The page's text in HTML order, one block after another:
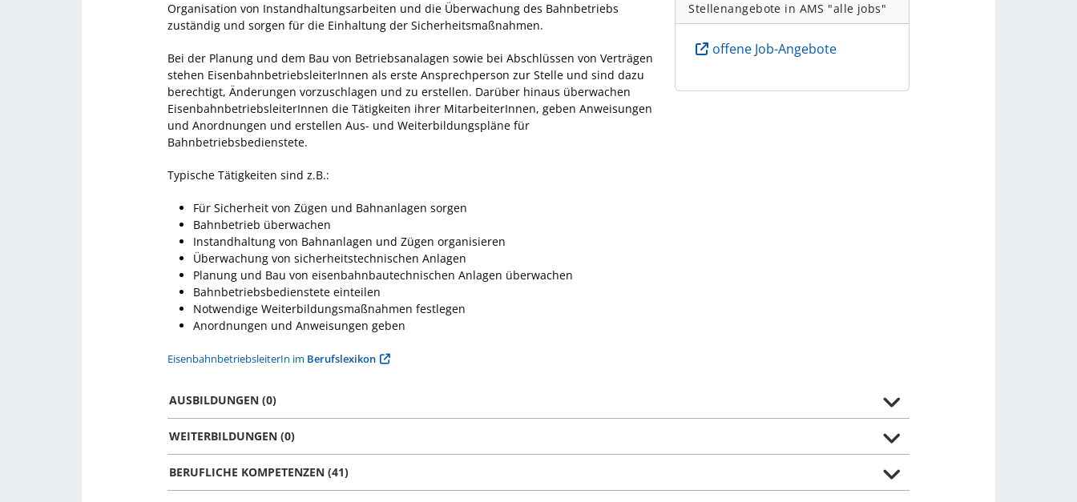
Organisation von Instandhaltungsarbeiten und die Überwachung des Bahnbetriebs
zuständig und sorgen für die Einhaltung der Sicherheitsmaßnahmen.
Bei der Planung und dem Bau von Betriebsanalagen sowie bei Abschlüssen von Verträgen
stehen EisenbahnbetriebsleiterInnen als erste Ansprechperson zur Stelle und sind dazu
berechtigt, Änderungen vorzuschlagen und zu erstellen. Darüber hinaus überwachen
EisenbahnbetriebsleiterInnen die Tätigkeiten ihrer MitarbeiterInnen, geben Anweisungen
und Anordnungen und erstellen Aus- und Weiterbildungspläne für
Bahnbetriebsbedienstete.
Typische Tätigkeiten sind z.B.:
Für Sicherheit von Zügen und Bahnanlagen sorgen
Bahnbetrieb überwachen
Instandhaltung von Bahnanlagen und Zügen organisieren
Überwachung von sicherheitstechnischen Anlagen
Planung und Bau von eisenbahnbautechnischen Anlagen überwachen
Bahnbetriebsbedienstete einteilen
Notwendige Weiterbildungsmaßnahmen festlegen
Anordnungen und Anweisungen geben
EisenbahnbetriebsleiterIn im Berufslexikon
Stellenangebote in AMS "alle jobs"
offene Job-Angebote
AUSBILDUNGEN (0)
WEITERBILDUNGEN (0)
BERUFLICHE KOMPETENZEN (41)